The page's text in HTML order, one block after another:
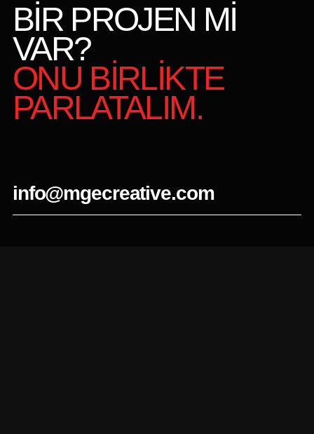
BİR PROJEN Mİ
VAR?
ONU BİRLİKTE
PARLATALIM.
info@mgecreative.com